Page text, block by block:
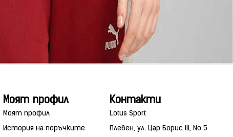
Моят профил
Моят профил
История на поръчките
Контакти
Lotus Sport
Плевен, ул. Цар Борис III, No 5